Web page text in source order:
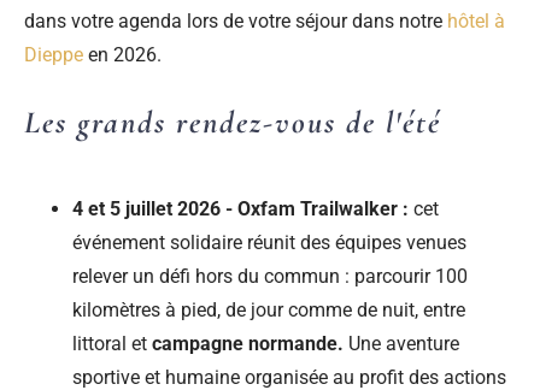
dans votre agenda lors de votre séjour dans notre hôtel à
Dieppe en 2026.
Les grands rendez-vous de l'été
4 et 5 juillet 2026 - Oxfam Trailwalker : cet
événement solidaire réunit des équipes venues
relever un défi hors du commun : parcourir 100
kilomètres à pied, de jour comme de nuit, entre
littoral et campagne normande. Une aventure
sportive et humaine organisée au profit des actions